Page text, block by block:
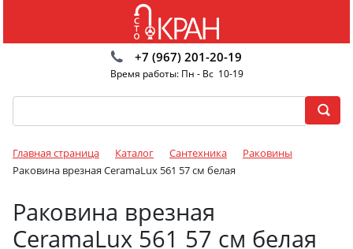
+7 (967) 201-20-19
Время работы: Пн - Вс 10-19
Главная страница Каталог Сантехника
Раковины
Раковина врезная CeramaLux 561 57 см белая
Раковина врезная
CeramaLux 561 57 см белая